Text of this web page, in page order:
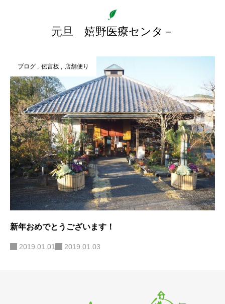
元旦 嬉野医療センタ－
ブログ 伝言板 店舗便り
新年おめでとうございます！
2019.01.01 2019.01.03